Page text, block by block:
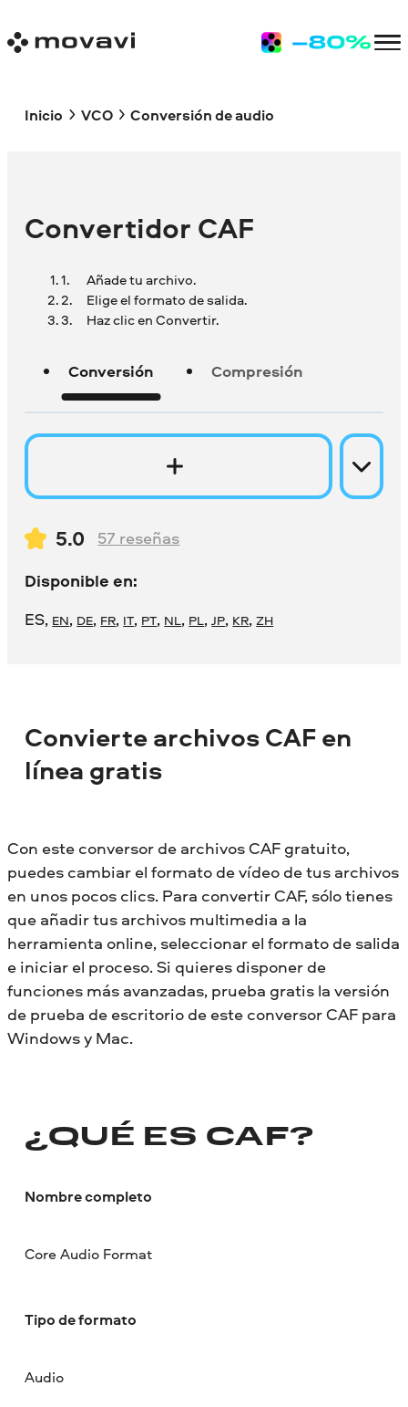
Inicio VCO Conversión de audio
Convertidor CAF
Añade tu archivo.
Elige el formato de salida.
Haz clic en Convertir.
Conversión Compresión
5.0 57 reseñas
Disponible en:
ES, EN, DE, FR, IT, PT, NL, PL,JP, KR,ZH
Convierte archivos CAF en
línea gratis
Con este conversor de archivos CAF gratuito,
puedes cambiar el formato de vídeo de tus archivos
en unos pocos clics. Para convertir CAF, sólo tienes
que añadir tus archivos multimedia a la
herramienta online, seleccionar el formato de salida
e iniciar el proceso. Si quieres disponer de
funciones más avanzadas, prueba gratis la versión
de prueba de escritorio de este conversor CAF para
Windows y Mac.
¿QUÉ ES CAF?
Nombre completo
Core Audio Format
Tipo de formato
Audio